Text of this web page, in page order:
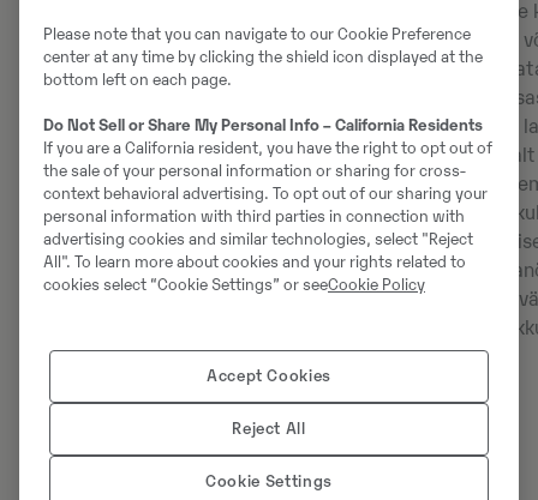
juhid turu kõige mugavamateks ja
vaiksemateks. Juhikogemus on
hoiuvõimaluste, uue käetoe ja uue
topsihoidikuga, milles on lisaruum
tarvikutele või telefonile, Bluetooth-
ühenduvuse, meediumipleieri,
vabakäetelefoni, USB-laadurite ning
laia valiku juhiistmevalikutega –
iste.
Control (CDC)
masinat
hoovaga.
ergonoomilist
jooksul
töötaksid
rohkem
CDC
adaptiivne
reageerimine
kiirusel
Please note that you can navigate to our Cookie Preference
center at any time by clicking the shield icon displayed at the
bottom left on each page.
Do Not Sell or Share My Personal Info – California Residents
If you are a California resident, you have the right to opt out of
the sale of your personal information or sharing for cross-
context behavioral advertising. To opt out of our sharing your
personal information with third parties in connection with
advertising cookies and similar technologies, select "Reject
All". To learn more about cookies and your rights related to
cookies select “Cookie Settings” or seeCookie Policy
Accept Cookies
Reject All
Cookie Settings